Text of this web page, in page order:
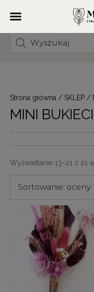
Strona główna / SKLEP /
MINI
Wyświetlanie 13–21 z 21
Sortowanie: oceny